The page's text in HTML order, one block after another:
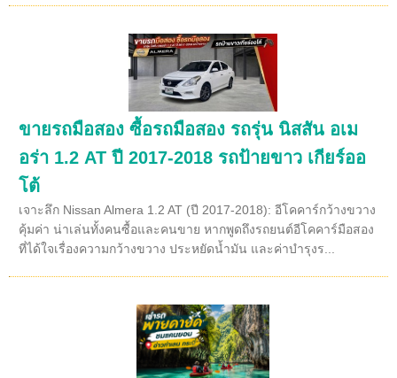
ขายรถมือสอง ซื้อรถมือสอง รถรุ่น นิสสัน อเม
อร่า 1.2 AT ปี 2017-2018 รถป้ายขาว เกียร์ออ
โต้
เจาะลึก Nissan Almera 1.2 AT (ปี 2017-2018): อีโคคาร์กว้างขวาง
คุ้มค่า น่าเล่นทั้งคนซื้อและคนขาย หากพูดถึงรถยนต์อีโคคาร์มือสอง
ที่ได้ใจเรื่องความกว้างขวาง ประหยัดน้ำมัน และค่าบำรุงร...